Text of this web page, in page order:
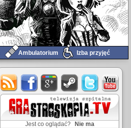
Ambulatorium Izba przyjęć
Jest co oglądać? Nie ma